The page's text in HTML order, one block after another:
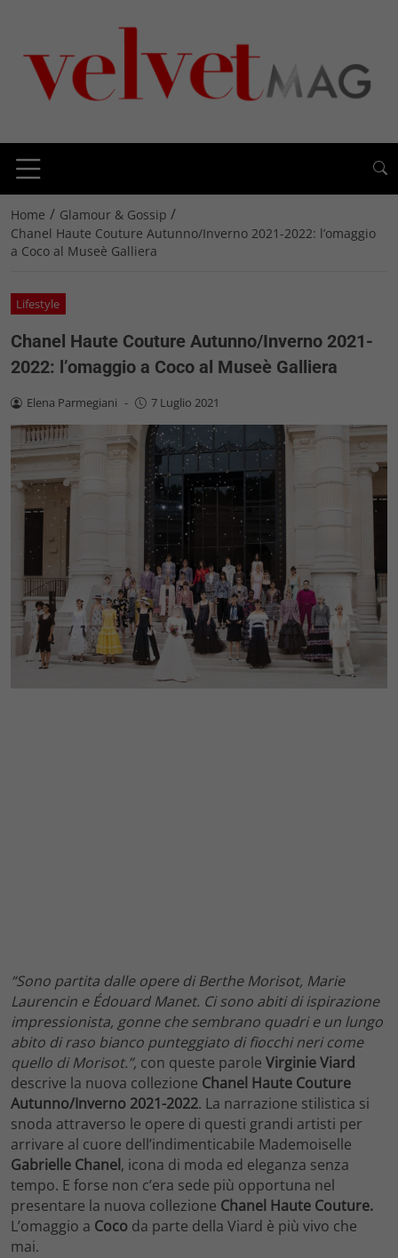
Home / Glamour & Gossip /
Chanel Haute Couture Autunno/Inverno 2021-2022: l’omaggio
a Coco al Museè Galliera
Lifestyle
Chanel Haute Couture Autunno/Inverno 2021-
2022: l’omaggio a Coco al Museè Galliera
Elena Parmegiani - 7 Luglio 2021
“Sono partita dalle opere di Berthe Morisot, Marie
Laurencin e Édouard Manet. Ci sono abiti di ispirazione
impressionista, gonne che sembrano quadri e un lungo
abito di raso bianco punteggiato di fiocchi neri come
quello di Morisot.”, con queste parole Virginie Viard
descrive la nuova collezione Chanel Haute Couture
Autunno/Inverno 2021-2022. La narrazione stilistica si
snoda attraverso le opere di questi grandi artisti per
arrivare al cuore dell’indimenticabile Mademoiselle
Gabrielle Chanel, icona di moda ed eleganza senza
tempo. E forse non c’era sede più opportuna nel
presentare la nuova collezione Chanel Haute Couture.
L’omaggio a Coco da parte della Viard è più vivo che
mai.